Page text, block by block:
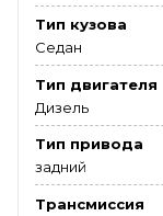
Тип кузова
Седан
Тип двигателя
Дизель
Тип привода
задний
Трансмиссия